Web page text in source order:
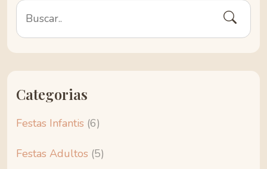
Categorias
Festas Infantis (6)
Festas Adultos (5)